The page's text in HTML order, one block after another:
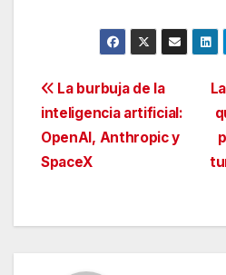
Navegación
de
entradas
La burbuja de la
inteligencia artificial:
OpenAI, Anthropic y
SpaceX